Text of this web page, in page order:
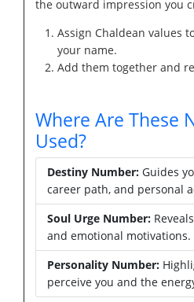
the outward impression you
Assign Chaldean values
your name.
Add them together and
Where Are These
Used?
Destiny Number: Guides
career path, and personal
Soul Urge Number:
and emotional motivations.
Personality Number:
perceive you and the